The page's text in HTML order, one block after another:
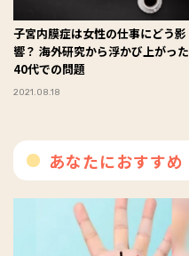
子宮内膜症は女性の仕事にどう影
響？ 海外研究から浮かび上がった
40代での問題
2021.08.18
あなたにおすすめ